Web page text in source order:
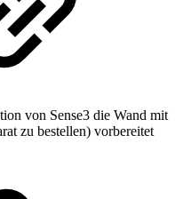
von Sense3 die Wand mit
zu bestellen) vorbereitet